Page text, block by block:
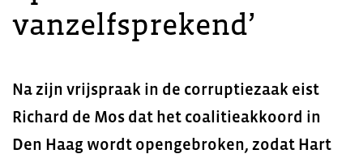
vanzelfsprekend’
Na zijn vrijspraak in de corruptiezaak eist
Richard de Mos dat het coalitieakkoord in
Den Haag wordt opengebroken, zodat Hart